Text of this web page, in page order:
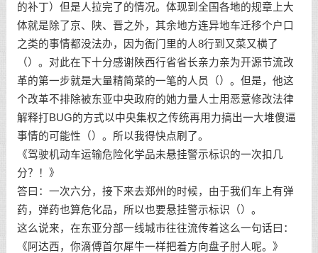
的补丁）但是人拉完了的情况。体现到全国各地的规章上大
体就是除了京、陕、晋之外，其余地方连异地车迁移个户口
之类的事情都没法办，因为衙门里的人8行到又菜又横了
（）。对此在下十分感谢陕西行省省长亲力亲为开源节流改
革的第一步就是大量精简菜的一笔的人员（）。但是，他这
个改革不排除被东亚中央政府的她力量人士用恶意修改法律
解释打BUG的方式以中央集权之传统再用力搞出一大堆傻逼
事情的可能性（）。所以我得快点刷了。
《驾驶机动车运输危险化学品未悬挂警示标识的一次扣几
分？！》
答曰：一次六分，接下来去郑州的时候，由于我们车上有弹
药，弹药也算危化品，所以也要悬挂警示标识（）。
这么说来，在东亚分部一线城市往往流传着这么一句话曰：
《阿达西，你滴傅首尔犀牛一样把着方向盘子肘人呢。》